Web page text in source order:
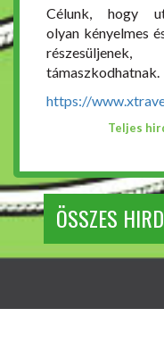
Célunk, hogy
olyan kényelmes
támaszkodhatnak.
https://
Teljes
ÖSSZES